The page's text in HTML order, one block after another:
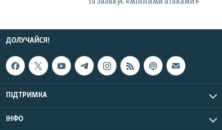
та залякує «мінними атаками»
ДОЛУЧАЙСЯ!
ПІДТРИМКА
ІНФО